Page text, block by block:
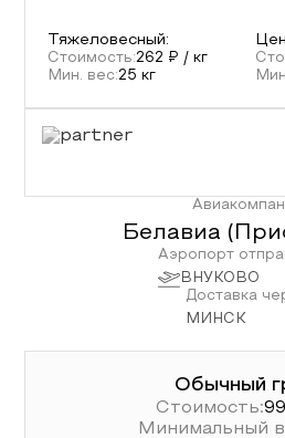
Тяжеловесный:
Стоимость:262 ₽ / кг
Мин. вес:25 кг
Белавиа
Аэропорт
ВНУКОВО
Доставка
МИНСК
Обычный
Стоимость:99
Минимальный